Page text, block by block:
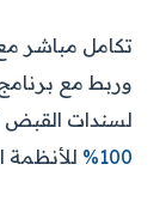
تكامل مباشر مع
وربط مع برنامج
لسندات القبض
100%
للأنظمة